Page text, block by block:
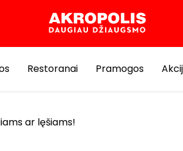
Restoranai Pramogos
ar lęšiams!